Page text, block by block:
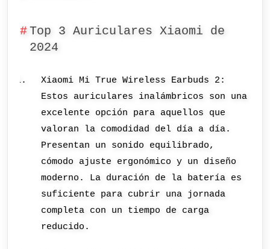
Top 3 Auriculares Xiaomi de
2024
Xiaomi Mi True Wireless Earbuds 2:
Estos auriculares inalámbricos son una
excelente opción para aquellos que
valoran la comodidad del día a día.
Presentan un sonido equilibrado,
cómodo ajuste ergonómico y un diseño
moderno. La duración de la batería es
suficiente para cubrir una jornada
completa con un tiempo de carga
reducido.